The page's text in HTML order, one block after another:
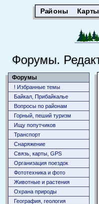
Районы Карты
Форумы.
Форумы
! Избранные темы
Байкал, Прибайкалье
Вопросы по районам
Горный, пеший туризм
Ищу попутчиков
Транспорт
Снаряжение
Связь, карты, GPS
Организация поездок
Фототехника и фото
Животныe и растения
Охрана природы
География, геология